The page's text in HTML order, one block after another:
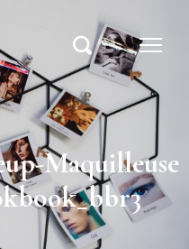
Maquilleuse